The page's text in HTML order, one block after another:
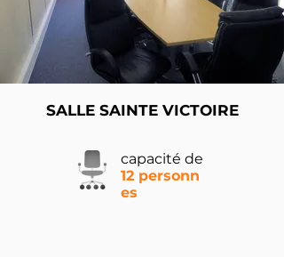
SALLE SAINTE VICTOIRE
capacité de
12 personn
es